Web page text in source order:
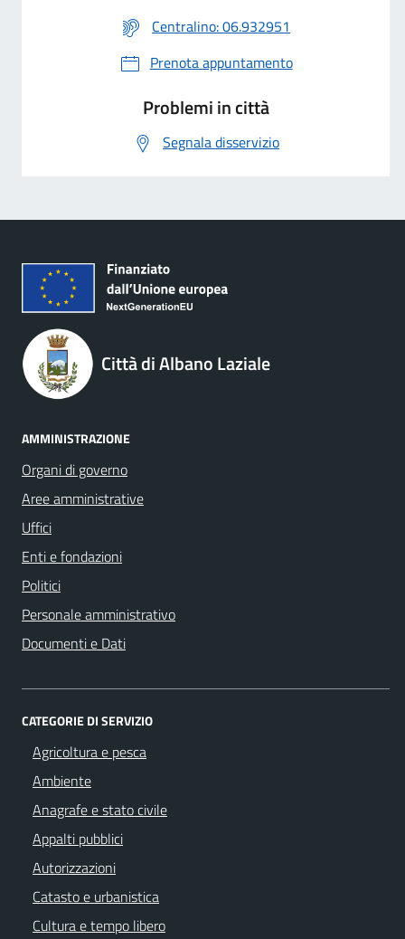
Centralino: 06.932951
Prenota appuntamento
Problemi in città
Segnala disservizio
Città di Albano Laziale
AMMINISTRAZIONE
Organi di governo
Aree amministrative
Uffici
Enti e fondazioni
Politici
Personale amministrativo
Documenti e Dati
CATEGORIE DI SERVIZIO
Agricoltura e pesca
Ambiente
Anagrafe e stato civile
Appalti pubblici
Autorizzazioni
Catasto e urbanistica
Cultura e tempo libero